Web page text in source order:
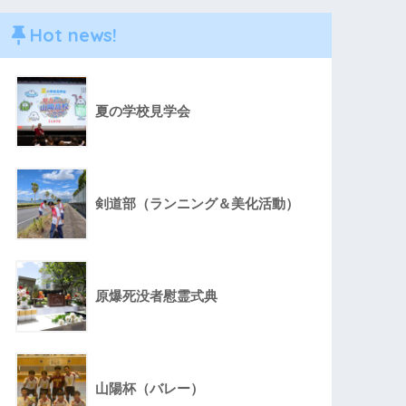
Hot news!
夏の学校見学会
剣道部（ランニング＆美化活動）
原爆死没者慰霊式典
山陽杯（バレー）